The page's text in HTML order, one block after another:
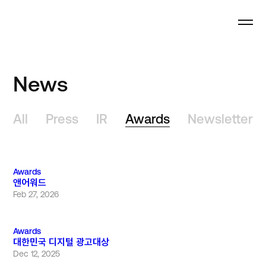
News
All Press IR Awards Newsletter
Awards
앤어워드
Feb 27, 2026
Awards
대한민국 디지털 광고대상
Dec 12, 2025